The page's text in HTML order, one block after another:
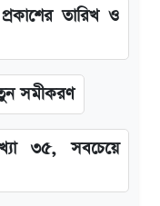
তারিখ ও
সমীকরণ
৩৫, সবচেয়ে